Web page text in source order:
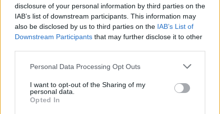
disclosure of your personal information by third parties on the
IAB’s list of downstream participants. This information may
also be disclosed by us to third parties on the IAB’s List of
Downstream Participants that may further disclose it to other
Personal Data Processing Opt Outs
I want to opt-out of the Sharing of my
personal data.
Opted In
Até final do ano, haverá, no espaço do Café
Concerto do CAA, ainda mais cinco conversas.
Decorrerão sempre às 18h30, iniciando a 3 de março
educação infantil” a 5 de maio, “O desenho e a
moda” com data marcada para 2 de junho e a 14 de
julho a última conversa será sobre “O Desenho
como processo do trabalho científico”.